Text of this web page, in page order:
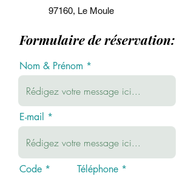
97160, Le Moule
Formulaire de réservation:
Nom & Prénom
E-mail
Code Téléphone